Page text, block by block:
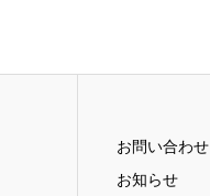
お問い合わせ
お知らせ